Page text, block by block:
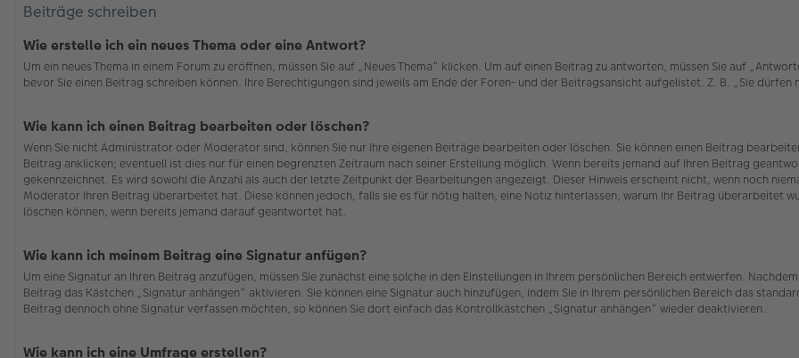
Beiträge schreiben
Wie erstelle ich ein neues Thema oder eine Antwort?
Um ein neues Thema in einem Forum zu eröffnen, müssen Sie auf „Neues Thema“ klicken. Um auf einen Beitrag zu antworten, müssen Sie auf
bevor Sie einen Beitrag schreiben können. Ihre Berechtigungen sind jeweils am Ende der Foren- und der Beitragsansicht aufgelistet. Z. B. „Sie dürfen
Wie kann ich einen Beitrag bearbeiten oder löschen?
Wenn Sie nicht Administrator oder Moderator sind, können Sie nur Ihre eigenen Beiträge bearbeiten oder löschen. Sie können einen Beitrag
Beitrag anklicken; eventuell ist dies nur für einen begrenzten Zeitraum nach seiner Erstellung möglich. Wenn bereits jemand auf Ihren Beitrag
gekennzeichnet. Es wird sowohl die Anzahl als auch der letzte Zeitpunkt der Bearbeitungen angezeigt. Dieser Hinweis erscheint nicht, wenn noch
Moderator Ihren Beitrag überarbeitet hat. Diese können jedoch, falls sie es für nötig halten, eine Notiz hinterlassen, warum Ihr Beitrag überarbeitet
löschen können, wenn bereits jemand darauf geantwortet hat.
Wie kann ich meinem Beitrag eine Signatur anfügen?
Um eine Signatur an Ihren Beitrag anzufügen, müssen Sie zunächst eine solche in den Einstellungen in Ihrem persönlichen Bereich entwerfen.
Beitrag das Kästchen „Signatur anhängen“ aktivieren. Sie können eine Signatur auch hinzufügen, indem Sie in Ihrem persönlichen Bereich das
Beitrag dennoch ohne Signatur verfassen möchten, so können Sie dort einfach das Kontrollkästchen „Signatur anhängen“ wieder deaktivieren.
Wie kann ich eine Umfrage erstellen?